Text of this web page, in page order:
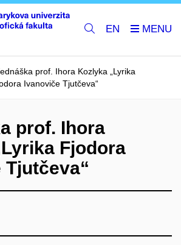
EN
prof. Ihora Kozlyka „Lyrika
Ivanoviče Tjutčeva“
prof. Ihora
Fjodora